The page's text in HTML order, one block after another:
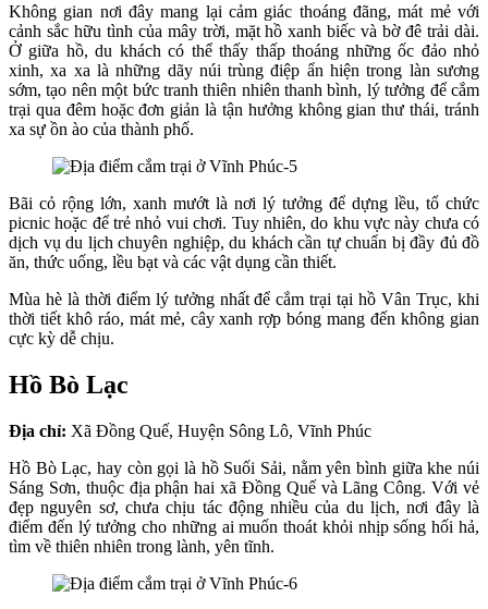
Không gian nơi đây mang lại cảm giác thoáng đãng, mát mẻ với
cảnh sắc hữu tình của mây trời, mặt hồ xanh biếc và bờ đê trải dài.
Ở giữa hồ, du khách có thể thấy thấp thoáng những ốc đảo nhỏ
xinh, xa xa là những dãy núi trùng điệp ẩn hiện trong làn sương
sớm, tạo nên một bức tranh thiên nhiên thanh bình, lý tưởng để cắm
trại qua đêm hoặc đơn giản là tận hưởng không gian thư thái, tránh
xa sự ồn ào của thành phố.
Bãi cỏ rộng lớn, xanh mướt là nơi lý tưởng để dựng lều, tổ chức
picnic hoặc để trẻ nhỏ vui chơi. Tuy nhiên, do khu vực này chưa có
dịch vụ du lịch chuyên nghiệp, du khách cần tự chuẩn bị đầy đủ đồ
ăn, thức uống, lều bạt và các vật dụng cần thiết.
Mùa hè là thời điểm lý tưởng nhất để cắm trại tại hồ Vân Trục, khi
thời tiết khô ráo, mát mẻ, cây xanh rợp bóng mang đến không gian
cực kỳ dễ chịu.
Hồ Bò Lạc
Địa chỉ: Xã Đồng Quế, Huyện Sông Lô, Vĩnh Phúc
Hồ Bò Lạc, hay còn gọi là hồ Suối Sải, nằm yên bình giữa khe núi
Sáng Sơn, thuộc địa phận hai xã Đồng Quế và Lãng Công. Với vẻ
đẹp nguyên sơ, chưa chịu tác động nhiều của du lịch, nơi đây là
điểm đến lý tưởng cho những ai muốn thoát khỏi nhịp sống hối hả,
tìm về thiên nhiên trong lành, yên tĩnh.